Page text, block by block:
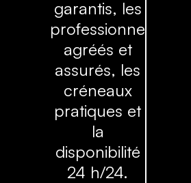
garantis, les
professionnels
agréés et
assurés, les
créneaux
pratiques et
la
disponibilité
24 h/24.